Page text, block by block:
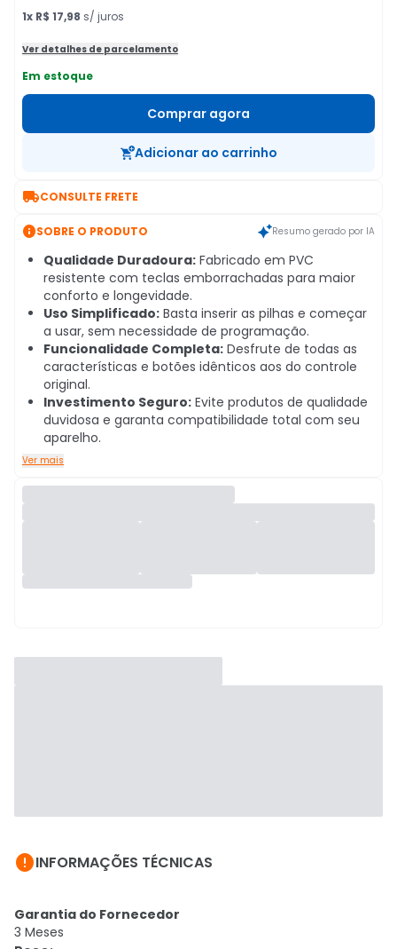
1x R$ 17,98 s/ juros
Ver detalhes de parcelamento
Em estoque
Comprar agora
Adicionar ao carrinho
CONSULTE FRETE
SOBRE O PRODUTO Resumo gerado por IA
Qualidade Duradoura: Fabricado em PVC
resistente com teclas emborrachadas para maior
conforto e longevidade.
Uso Simplificado: Basta inserir as pilhas e começar
a usar, sem necessidade de programação.
Funcionalidade Completa: Desfrute de todas as
características e botões idênticos aos do controle
original.
Investimento Seguro: Evite produtos de qualidade
duvidosa e garanta compatibilidade total com seu
aparelho.
Ver mais
INFORMAÇÕES TÉCNICAS
Garantia do Fornecedor
3 Meses